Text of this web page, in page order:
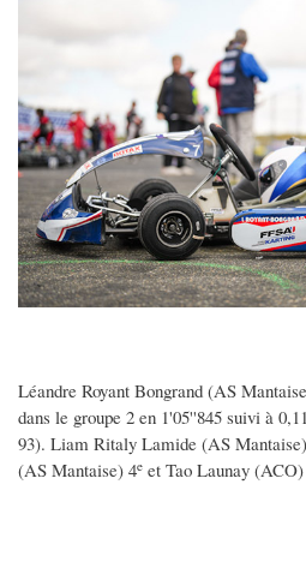
Léandre Royant Bongrand (AS
dans le groupe 2 en 1'05''845 suivi à
93). Liam Ritaly Lamide (AS
(AS Mantaise) 4e et Tao Launay